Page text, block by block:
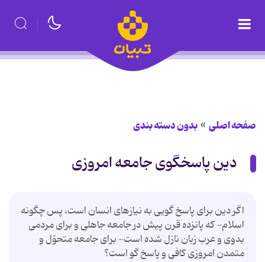
صفحه اصلی بدون دسته بندی
دین پاسخگوی جامعه امروزی
اگر دين براى پاسخ گويى به نيازهاى انسان است، پس چگونه
اسلام- كه پانزده قرن پيش در جامعه جاهلى و براى مردمى
بدوى و عرب زبان نازل شده است- براى جامعه متحوّل و
متمدن امروزى كافى و پاسخ گو است؟